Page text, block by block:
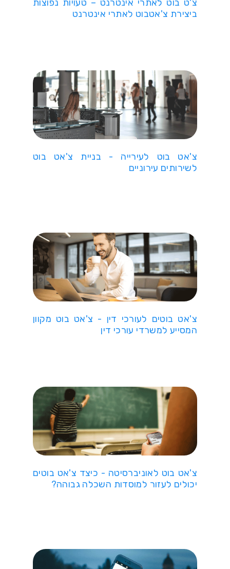
צ'ט בוט לאתרי אינטרנט – טעויות נפוצות
ביצירת צ'אטבוט לאתרי אינטרנט
צ'אט בוט לעירייה - בניית צ'אט בוט
לשירותים עירוניים
צ'אט בוטים לעורכי דין - צ'אט בוט מקוון
המסייע למשרדי עורכי דין
צ'אט בוט לאוניברסיטה - כיצד צ'אט בוטים
יכולים לעזור למוסדות השכלה גבוהה?